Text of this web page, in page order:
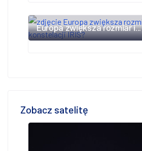
Europa zwiększa rozmiar i...
Zobacz satelitę